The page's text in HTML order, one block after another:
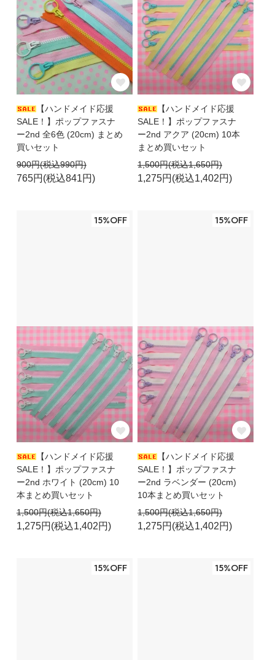
【ハンドメイド応援
SALE！】ポップファスナ
ー2nd 全6色 (20cm) まとめ
買いセット
900円(税込990円)
765円(税込841円)
【ハンドメイド応援
SALE！】ポップファスナ
ー2nd アクア (20cm) 10本
まとめ買いセット
1,500円(税込1,650円)
1,275円(税込1,402円)
15%OFF
【ハンドメイド応援
SALE！】ポップファスナ
ー2nd ホワイト (20cm) 10
本まとめ買いセット
1,500円(税込1,650円)
1,275円(税込1,402円)
15%OFF
【ハンドメイド応援
SALE！】ポップファスナ
ー2nd ラベンダー (20cm)
10本まとめ買いセット
1,500円(税込1,650円)
1,275円(税込1,402円)
15%OFF 15%OFF